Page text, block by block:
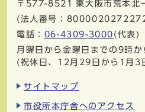
〒577-8521
東大阪市荒本北
(法人番号：
電話： 06-4309-3000 (代表)
月曜日から金曜日までの9時
(祝休日、12月29日から1月3
サイトマップ
市役所本庁舎へのアクセス